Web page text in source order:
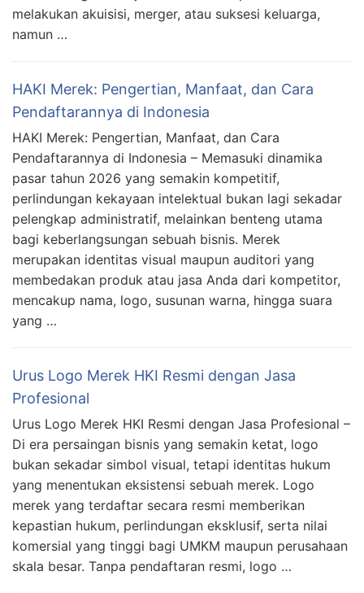
melakukan akuisisi, merger, atau suksesi keluarga,
namun …
HAKI Merek: Pengertian, Manfaat, dan Cara
Pendaftarannya di Indonesia
HAKI Merek: Pengertian, Manfaat, dan Cara
Pendaftarannya di Indonesia – Memasuki dinamika
pasar tahun 2026 yang semakin kompetitif,
perlindungan kekayaan intelektual bukan lagi sekadar
pelengkap administratif, melainkan benteng utama
bagi keberlangsungan sebuah bisnis. Merek
merupakan identitas visual maupun auditori yang
membedakan produk atau jasa Anda dari kompetitor,
mencakup nama, logo, susunan warna, hingga suara
yang …
Urus Logo Merek HKI Resmi dengan Jasa
Profesional
Urus Logo Merek HKI Resmi dengan Jasa Profesional –
Di era persaingan bisnis yang semakin ketat, logo
bukan sekadar simbol visual, tetapi identitas hukum
yang menentukan eksistensi sebuah merek. Logo
merek yang terdaftar secara resmi memberikan
kepastian hukum, perlindungan eksklusif, serta nilai
komersial yang tinggi bagi UMKM maupun perusahaan
skala besar. Tanpa pendaftaran resmi, logo …